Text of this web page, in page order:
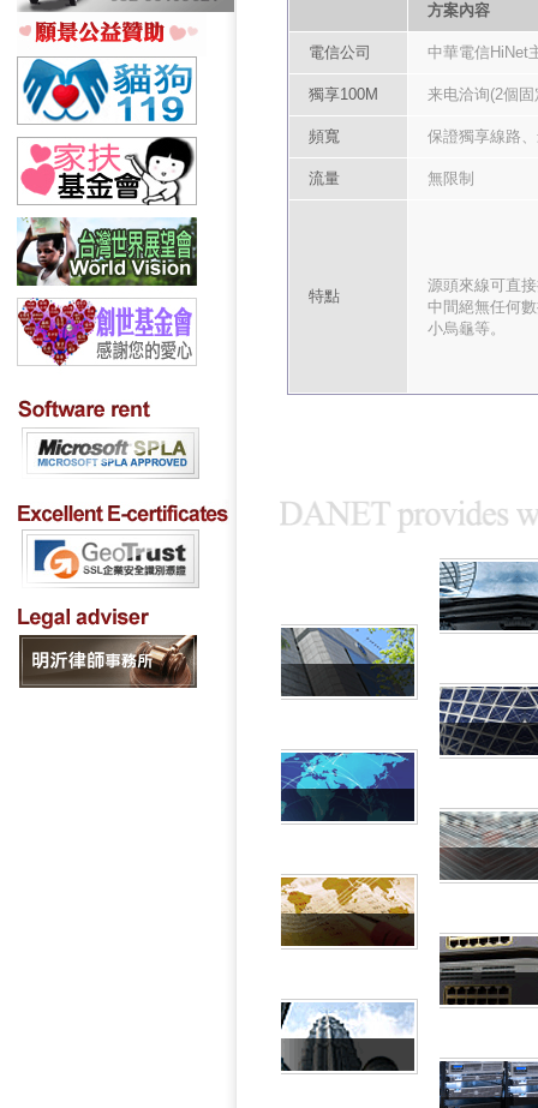
方案內容
電信公司 中華電信HiNet
獨享100M 来电洽询(2個
頻寬 保證獨享線路
流量 無限制
特點
源頭來線可直
中間絕無任何
小烏龜等。